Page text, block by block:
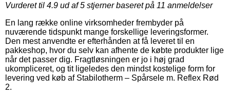
Vurderet til 4.9 ud af 5 stjerner baseret på 11 anmeldelser
En lang række online virksomheder frembyder på
nuværende tidspunkt mange forskellige leveringsformer.
Den mest anvendte er efterhånden at få leveret til en
pakkeshop, hvor du selv kan afhente de købte produkter lige
når det passer dig. Fragtløsningen er jo i høj grad
ukompliceret, og tit ligeledes den mindst kostelige form for
levering ved køb af Stabilotherm – Spårsele m. Reflex Rød
2.